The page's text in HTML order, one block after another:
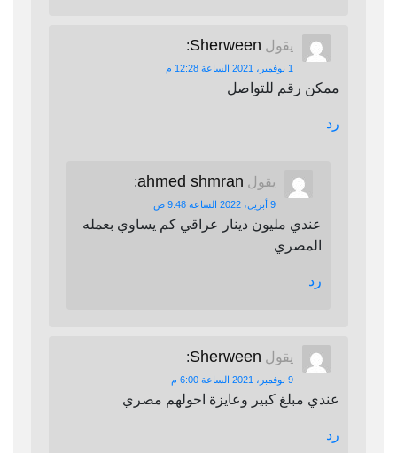
يقول Sherween
:
1 نوفمبر، 2021 الساعة 12:28 م
ممكن رقم للتواصل
رد
يقول ahmed shmran
:
9 أبريل، 2022 الساعة 9:48 ص
عندي مليون دينار عراقي كم يساوي بعمله
المصري
رد
يقول Sherween
:
9 نوفمبر، 2021 الساعة 6:00 م
عندي مبلغ كبير وعايزة احولهم مصري
رد